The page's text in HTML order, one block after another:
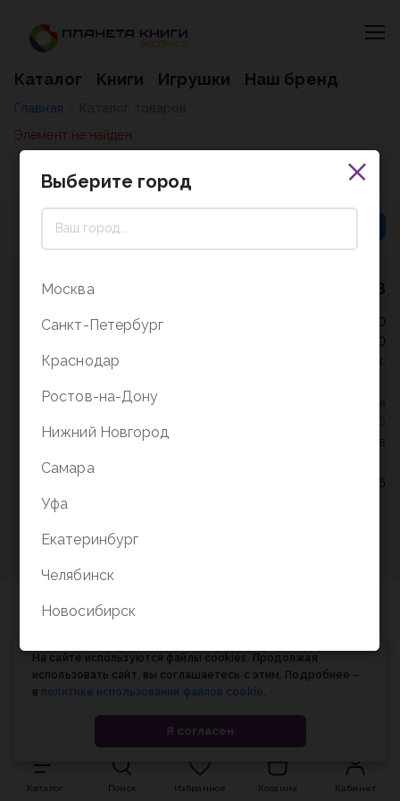
Каталог Книги Игрушки Наш бренд
Главная
Элемент не найден
8 (800) 5000-338
Режим работы - 9:30-20:00
в выходные и праздники - 10:00-19:00
без перерыва и выходных.
Политика конфиденциальности
СОГЛАСИЕ на
Соглашение об
использовании cookie-файлов
© Планета книги, 1998-2026
Каталог Поиск Избранное Корзина Кабинет
На сайте используются файлы cookies. Продолжая
использовать сайт, вы соглашаетесь с этим. Подробнее –
в политике использования файлов cookie.
Я согласен
Выберите город
Москва
Санкт-Петербург
Краснодар
Ростов-на-Дону
Нижний Новгород
Самара
Уфа
Екатеринбург
Челябинск
Новосибирск